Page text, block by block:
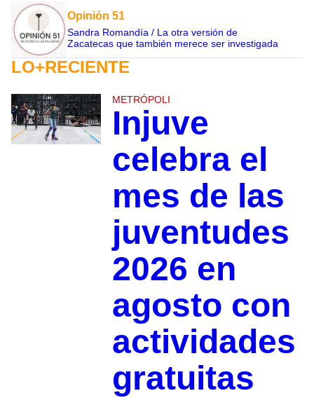
Opinión 51
Sandra Romandía / La otra versión de
Zacatecas que también merece ser investigada
LO+RECIENTE
METRÓPOLI
Injuve
celebra el
mes de las
juventudes
2026 en
agosto con
actividades
gratuitas